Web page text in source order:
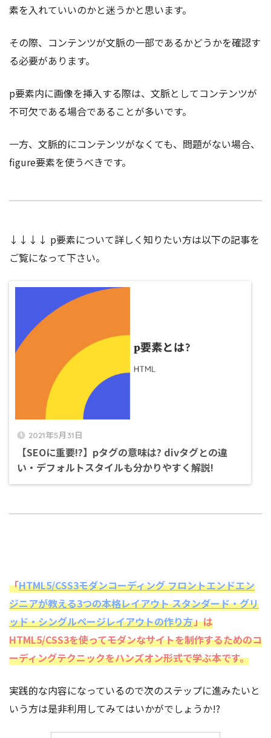
素を入れていいのかと迷うかと思います。
その際、コンテンツが文脈の一部であるかどうかを確認す
る必要があります。
p要素内に画像を挿入する際は、文脈としてコンテンツが
不可欠である場合であることが多いです。
一方、文脈的にコンテンツがなくても、問題がない場合、
figure要素を使うべきです。
↓↓↓↓ p要素について詳しく知りたい方は以下の記事を
ご覧になって下さい。
2021年5月31日
【SEOに重要!?】pタグの意味は? divタグとの違
い・デフォルトスタイルも分かりやすく解説!
「HTML5/CSS3モダンコーディング フロントエンドエン
ジニアが教える3つの本格レイアウト スタンダード・グリ
ッド・シングルページレイアウトの作り方」は
HTML5/CSS3を使ってモダンなサイトを制作するためのコ
ーディングテクニックをハンズオン形式で学ぶ本です。
実践的な内容になっているので次のステップに進みたいと
いう方は是非利用してみてはいかがでしょうか!?